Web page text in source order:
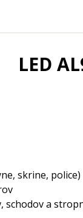
LED
skrine, police)
schodov a